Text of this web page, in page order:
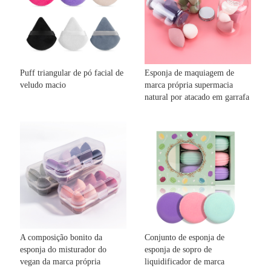
Puff triangular de pó facial de
veludo macio
Esponja de maquiagem de
marca própria supermacia
natural por atacado em garrafa
A composição bonito da
esponja do misturador do
vegan da marca própria
Conjunto de esponja de
esponja de sopro de
liquidificador de marca